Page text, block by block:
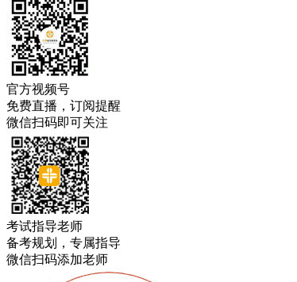
官方视频号
免费直播，订阅提醒
微信扫码即可关注
考试指导老师
备考规划，专属指导
微信扫码添加老师